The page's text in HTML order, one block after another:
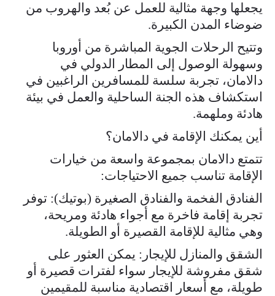
يجعلها وجهة مثالية للعمل عن بُعد والهروب من
ضوضاء المدن الكبيرة.
وتتيح الرحلات الجوية المباشرة من أوروبا
وسهولة الوصول إلى المطار الدولي في
دالامان، تجربة سلسة للمسافرين الراغبين في
استكشاف هذه الجنة الساحلية والعمل في بيئة
هادئة وملهمة.
أين يمكنك الإقامة في دالامان؟
تتمتع دالامان بمجموعة واسعة من خيارات
الإقامة تناسب جميع الاحتياجات:
الفنادق الفخمة والفنادق الصغيرة (بوتيك): توفر
تجربة إقامة فاخرة مع أجواء هادئة ومريحة،
وهي مثالية للإقامة القصيرة أو الطويلة.
الشقق والمنازل للإيجار: يمكن العثور على
شقق مفروشة للإيجار سواء لفترات قصيرة أو
طويلة، مع أسعار اقتصادية مناسبة للمقيمين